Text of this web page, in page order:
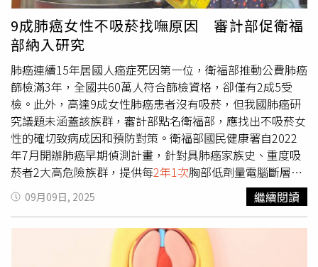
出現芮氏規模8級以上後發地震的機率，於1904年至2017年
這113年間約為25次中的1次。其中1例便是2011年「東日
本大震災」，其主震前2天曾在附近發生芮氏規模7.3的地
震。三陸沖附近的日本海溝，是東日本大震災期間仍未滑動
解離的斷層殘存區域。政府推估，若該區域發生最大級別的
大地震，其規模可能達到芮氏9.1，甚至超過「東日本大震
災」。另一方面，在千島海溝沿線，自「十勝沖地震」
（Tokachi-Oki Earthquake，1952、2003）以來，芮氏8的
大地震不斷重複發生。近年於北海道太平洋側沿岸發現的海
嘯沉積物顯示，該區域平均每約340至380年發生1次芮氏
8.8以上的大地震。上1次發生於17世紀，目前已過約400
年，因此被認為情勢相當危急。日本氣象廳表示，根據過往
案例，發布此類注意情報的頻率大約為「每2年1次左右」。
此外，該注意情報並非大地震發生時的預先通知訊號。另據
《TVBS》報導，前中央氣象局地震中心主任郭鎧紋說明，
9成肺癌女性不吸菸找嘸原因 審計部促衛福
部納入研究
肺癌連續15年居國人癌症死因第一位，衛福部推動公費肺癌
篩檢滿3年，全國共60萬人符合篩檢資格，卻僅有2成5受
檢。此外，高達9成女性肺癌患者沒有吸菸，但我國肺癌研
究議題未涵蓋該族群，審計部點名衛福部，應找出不吸菸女
性的確切致病成因和預防對策。衛福部國民健康署自2022
年7月開辦肺癌早期偵測計畫，針對具肺癌家族史、重度吸
菸者2大高危險族群，提供每2年1次胸部低劑量電腦斷層
（LDCT）篩檢。截至2024年底，累計投入經費6.5億元，篩
檢15.9萬人，追蹤至今年1月確診肺癌2026人。審計部決算
報告指出，國健署推估符合篩檢資格者共60萬人，僅有2成
5民眾受檢，且2023及2024年篩檢確診肺癌者各約800人，
相較於2019年到2022年每年新診斷1.7萬名患者，不及1
09月09日, 2025 繼續閱讀